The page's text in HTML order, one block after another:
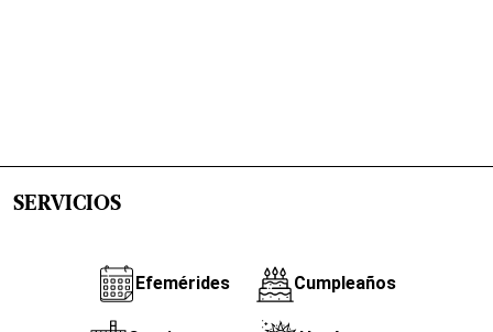
SERVICIOS
Efemérides Cumpleaños